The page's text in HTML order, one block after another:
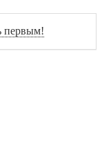
первым!